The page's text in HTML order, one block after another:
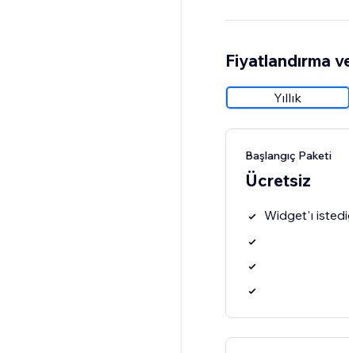
Fiyatlandırma
Yıllık
Başlangıç Paketi
Ücretsiz
Widget'ı